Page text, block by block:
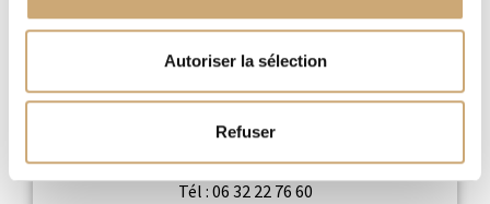
Autoriser la sélection
Refuser
Bonhomme Jean-Noël
Jean-Noël Bonhomme
Tél : 06 32 22 76 60